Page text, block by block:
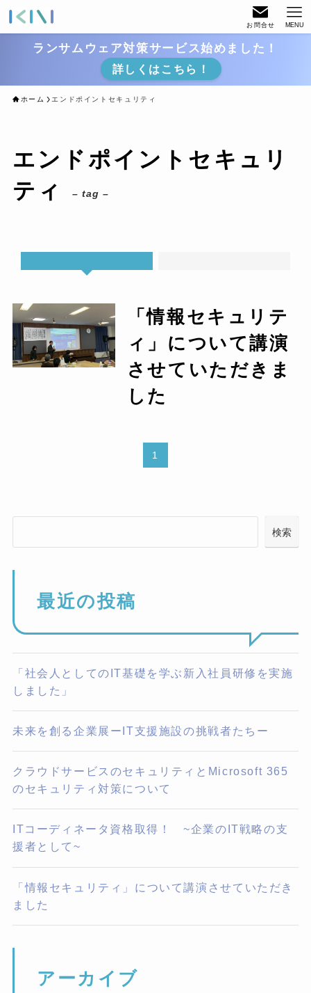
お問合せ MENU
ランサムウェア対策サービス始めました！
詳しくはこちら！
ホーム エンドポイントセキュリティ
エンドポイントセキュリ
ティ
– tag –
「情報セキュリテ
ィ」について講演
させていただきま
した
1
検索
最近の投稿
「社会人としてのIT基礎を学ぶ新入社員研修を実施
しました」
未来を創る企業展ーIT支援施設の挑戦者たちー
クラウドサービスのセキュリティとMicrosoft 365
のセキュリティ対策について
ITコーディネータ資格取得！ ~企業のIT戦略の支
援者として~
「情報セキュリティ」について講演させていただき
ました
アーカイブ